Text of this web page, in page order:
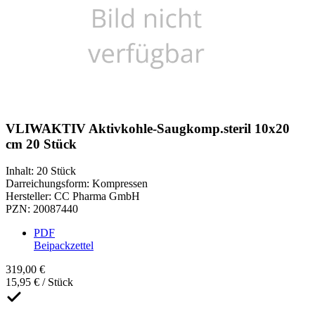
VLIWAKTIV Aktivkohle-Saugkomp.steril 10x20
cm 20 Stück
Inhalt: 20 Stück
Darreichungsform: Kompressen
Hersteller: CC Pharma GmbH
PZN: 20087440
PDF
Beipackzettel
319,00 €
15,95 € / Stück